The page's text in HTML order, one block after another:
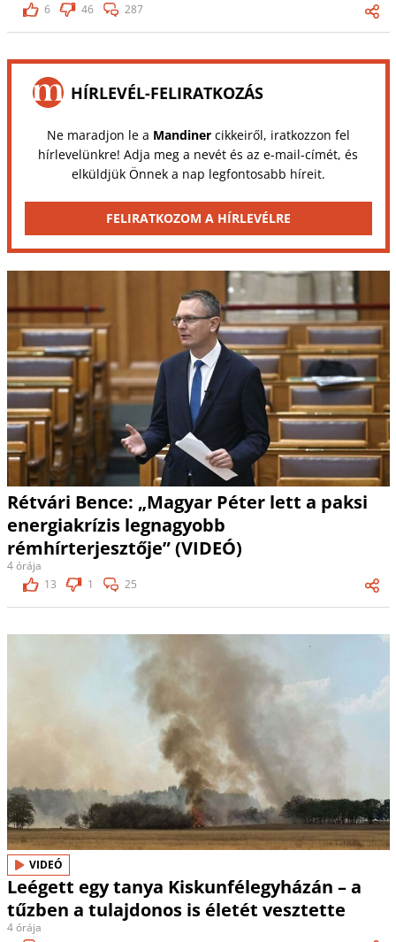
6
46 287
HÍRLEVÉL-FELIRATKOZÁS
Ne maradjon le a Mandinercikkeiről, iratkozzon fel
hírlevelünkre! Adja meg a nevét és az e-mail-címét, és
elküldjük Önnek a nap legfontosabb híreit.
FELIRATKOZOM A HÍRLEVÉLRE
Rétvári Bence: „Magyar Péter lett a paksi
energiakrízis legnagyobb
rémhírterjesztője” (VIDEÓ)
4 órája
13
1 25
VIDEÓ
Leégett egy tanya Kiskunfélegyházán – a
tűzben a tulajdonos is életét vesztette
4 órája